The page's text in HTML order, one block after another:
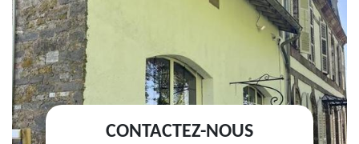
CONTACTEZ-NOUS